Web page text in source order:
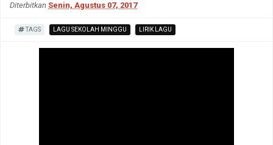
Diterbitkan Senin, Agustus 07, 2017
TAGS LAGU SEKOLAH MINGGU LIRIK LAGU